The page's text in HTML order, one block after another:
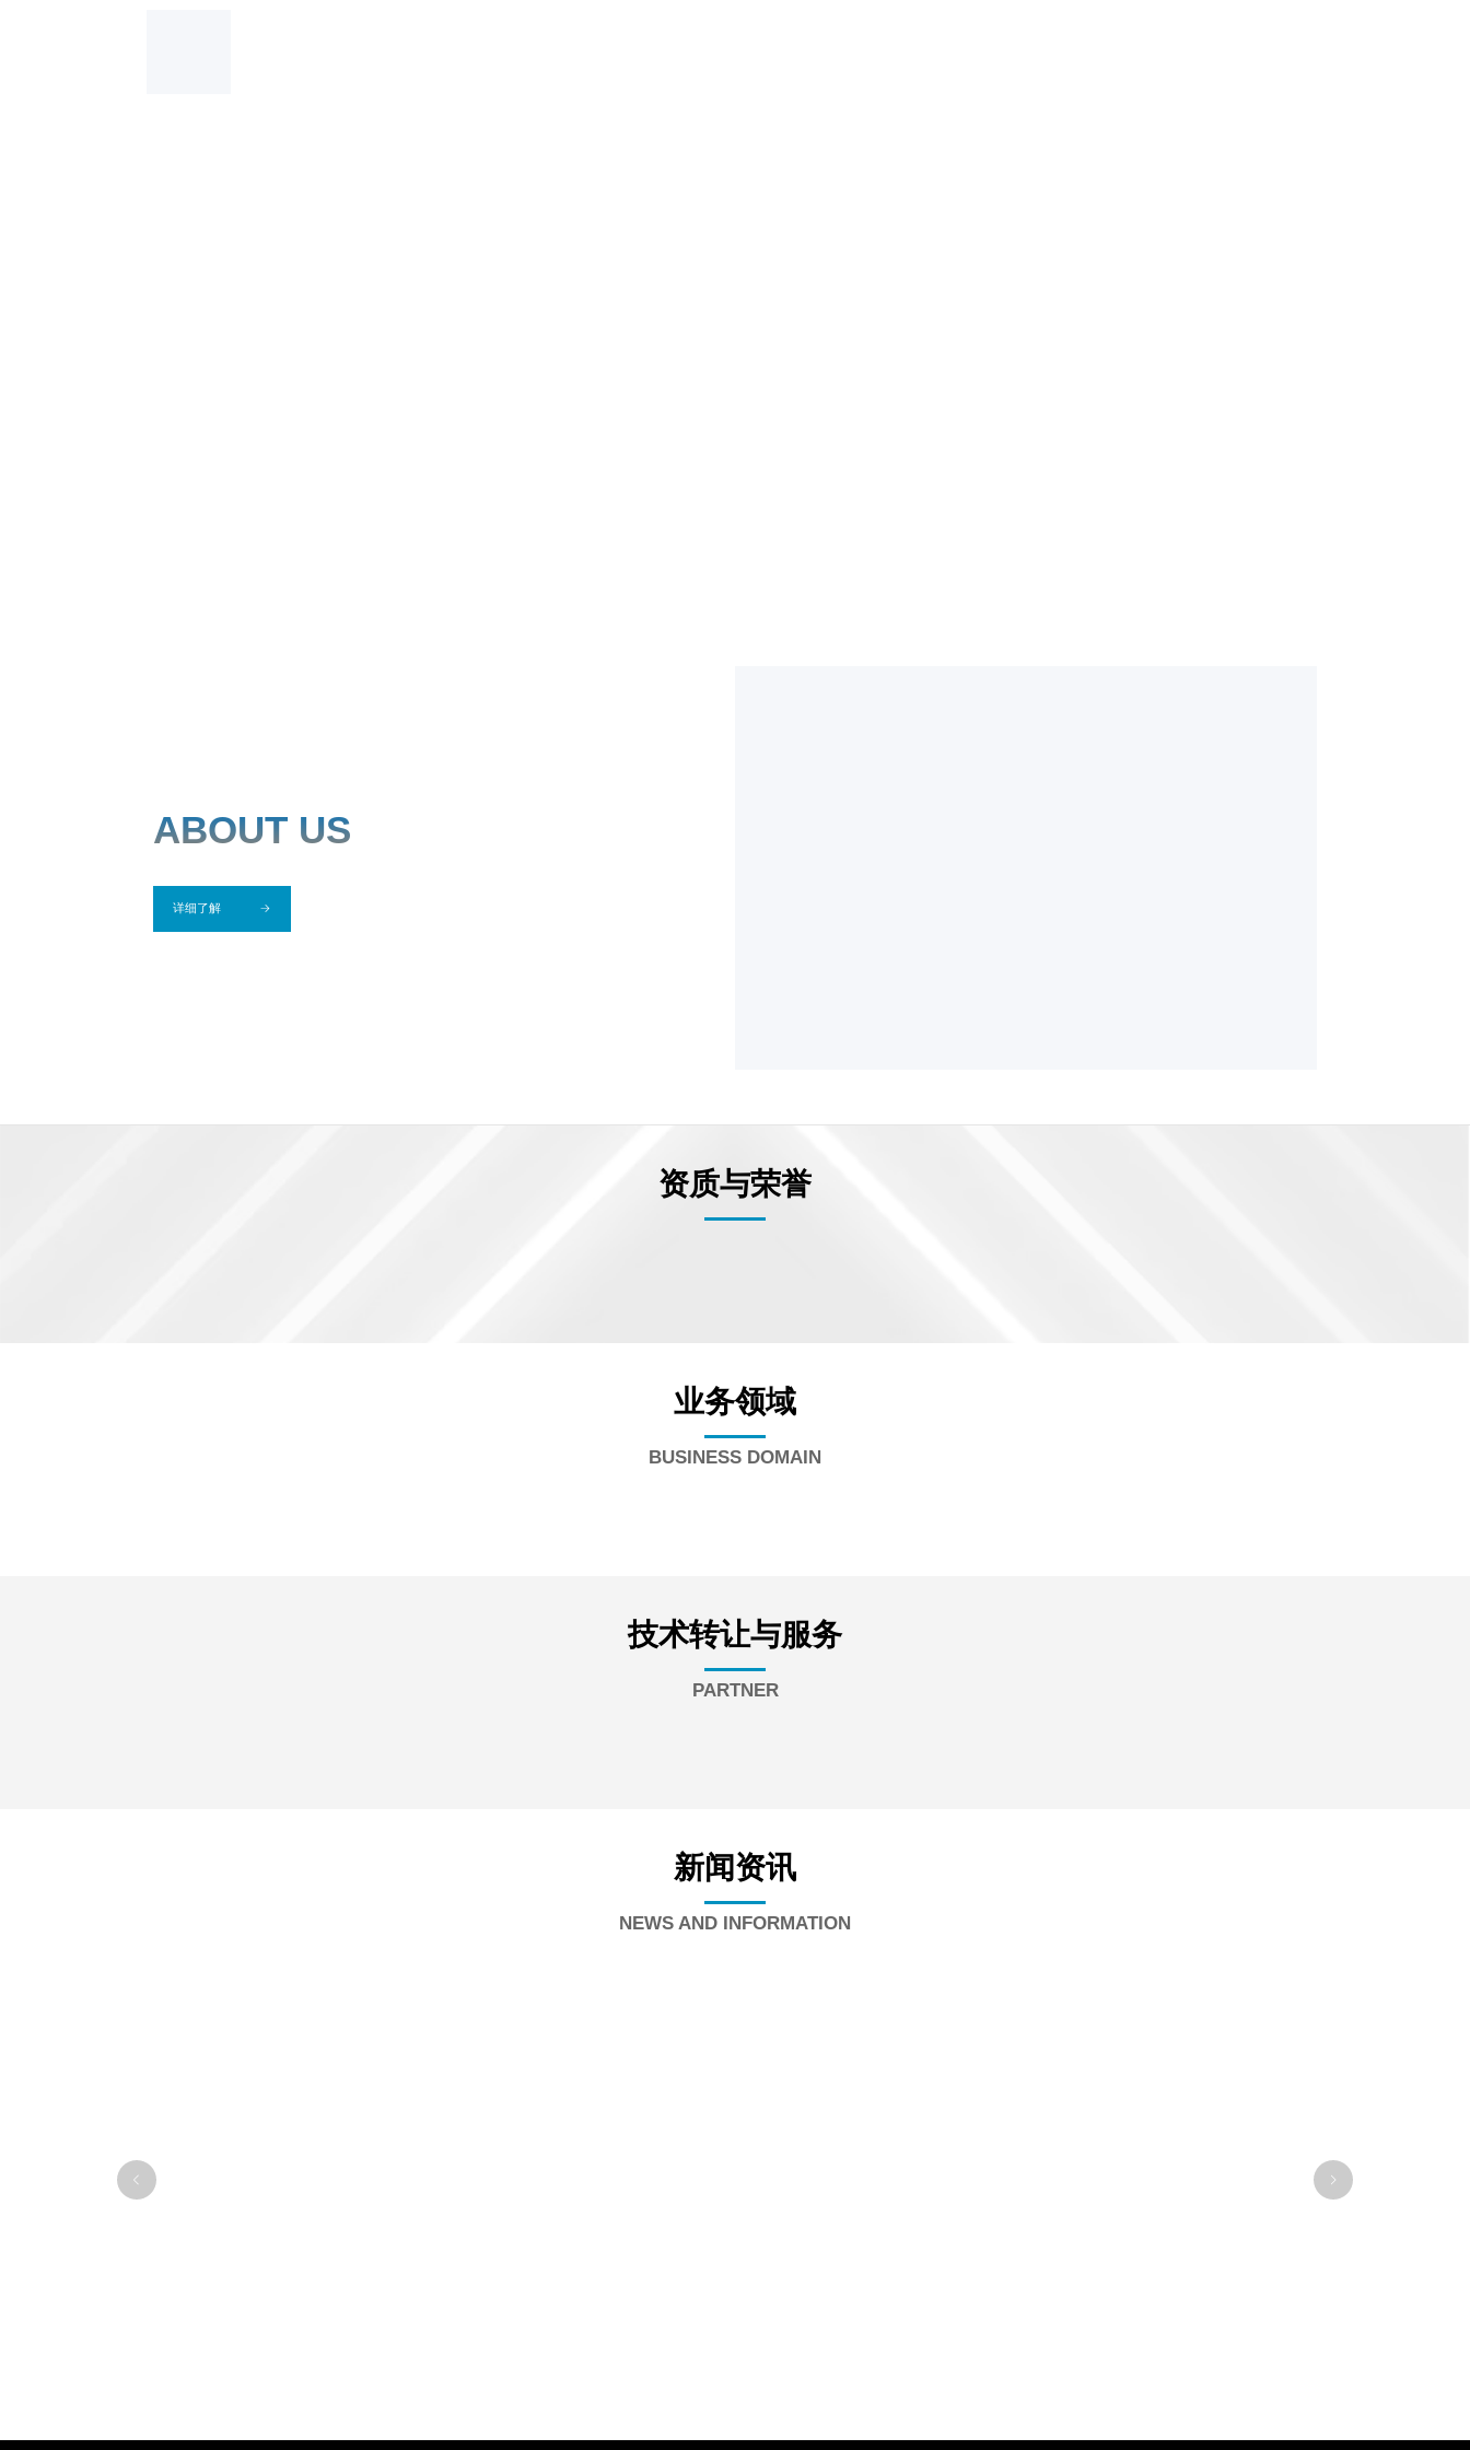
ABOUT US
详细了解
资质与荣誉
业务领域
BUSINESS DOMAIN
技术转让与服务
PARTNER
新闻资讯
NEWS AND INFORMATION